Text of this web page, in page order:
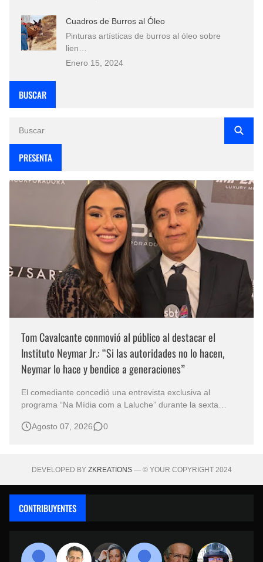
Cuadros de Burros al Óleo
Pinturas artísticas de burros al óleo sobre
lien…
Enero 15, 2024
BUSCAR
PRESENTA
Tom Cavalcante conmovió al público al destacar el
Instituto Neymar Jr.: “Si las autoridades no lo hacen,
Neymar lo hace y bendice a generaciones”
El comediante concedió una entrevista exclusiva al
programa “Na Mídia com a Laluche” durante la sexta
eventos benéficos más importantes de Brasil. En medio del
Agosto 07, 2026 0
DEVELOPED BY ZKREATIONS— © YOUR COPYRIGHT 2024
CONTRIBUYENTES